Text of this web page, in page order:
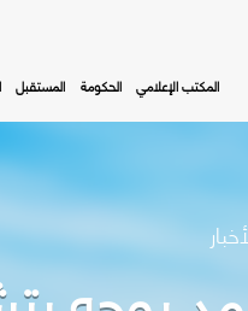
المكتب الإعلامي الحكومة المستقبل